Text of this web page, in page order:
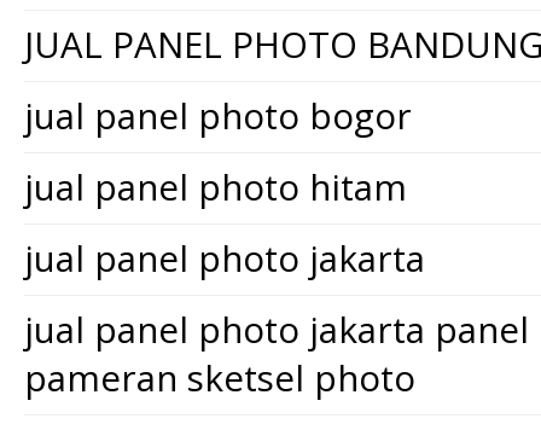
JUAL PANEL PHOTO
jual panel photo bogor
jual panel photo hitam
jual panel photo jakarta
jual panel photo jakarta
pameran sketsel photo